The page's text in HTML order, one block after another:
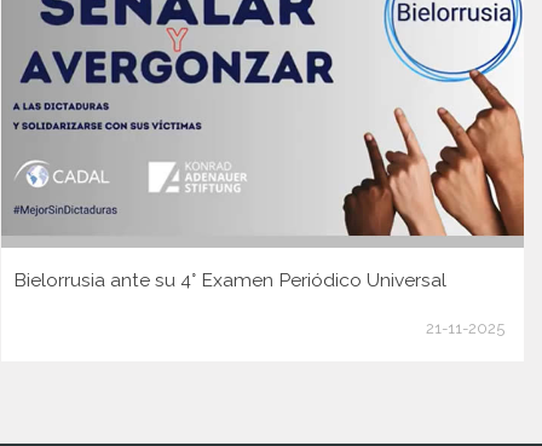
Bielorrusia ante su 4° Examen Periódico Universal
21-11-2025